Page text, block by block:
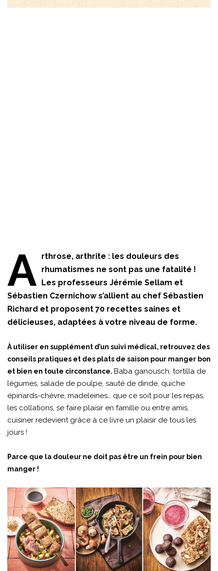
A rthrose, arthrite : les douleurs des
rhumatismes ne sont pas une fatalité !
Les professeurs Jérémie Sellam et
Sébastien Czernichow s’allient au chef Sébastien
Richard et proposent 70 recettes saines et
délicieuses, adaptées à votre niveau de forme.
À utiliser en supplément d’un suivi médical, retrouvez des
conseils pratiques et des plats de saison pour manger bon
et bien en toute circonstance. Baba ganousch, tortilla de
légumes, salade de poulpe, sauté de dinde, quiche
épinards-chèvre, madeleines… que ce soit pour les repas,
les collations, se faire plaisir en famille ou entre amis,
cuisiner redevient grâce à ce livre un plaisir de tous les
jours !
Parce que la douleur ne doit pas être un frein pour bien
manger !